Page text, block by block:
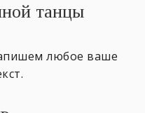
танцы
любое ваше